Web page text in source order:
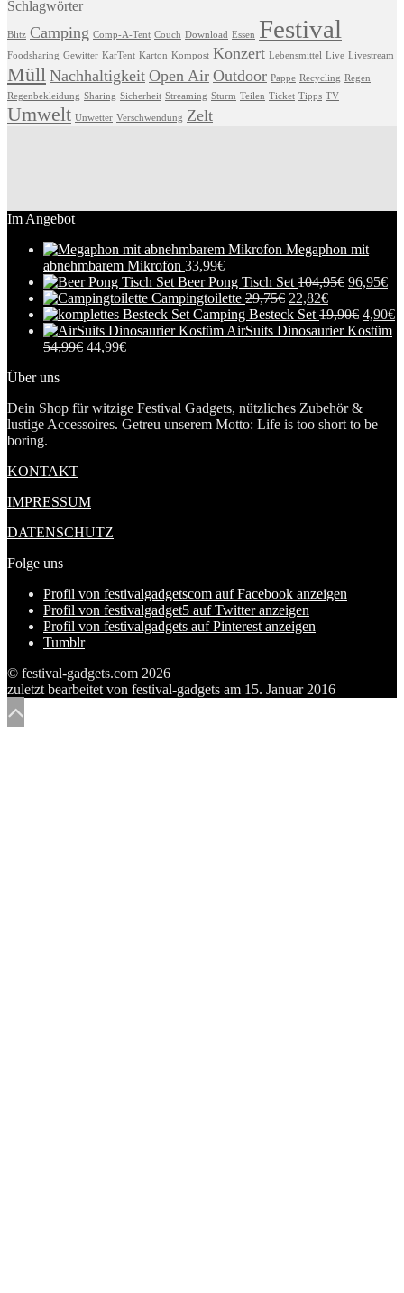
Schlagwörter
Blitz Camping Comp-A-Tent Couch Download Essen Festival
Foodsharing Gewitter KarTent Karton Kompost Konzert Lebensmittel Live Livestream
Müll Nachhaltigkeit Open Air Outdoor Pappe Recycling Regen
Regenbekleidung Sharing Sicherheit Streaming Sturm Teilen Ticket Tipps TV
Umwelt Unwetter Verschwendung Zelt
Im Angebot
Megaphon mit
abnehmbarem Mikrofon 33,99€
Beer Pong Tisch Set 104,95€ 96,95€
Campingtoilette 29,75€ 22,82€
Camping Besteck Set 19,90€ 4,90€
AirSuits Dinosaurier Kostüm
54,99€ 44,99€
Über uns
Dein Shop für witzige Festival Gadgets, nützliches Zubehör &
lustige Accessoires. Getreu unserem Motto: Life is too short to be
boring.
KONTAKT
IMPRESSUM
DATENSCHUTZ
Folge uns
Profil von festivalgadgetscom auf Facebook anzeigen
Profil von festivalgadget5 auf Twitter anzeigen
Profil von festivalgadgets auf Pinterest anzeigen
Tumblr
© festival-gadgets.com 2026
zuletzt bearbeitet von festival-gadgets am 15. Januar 2016